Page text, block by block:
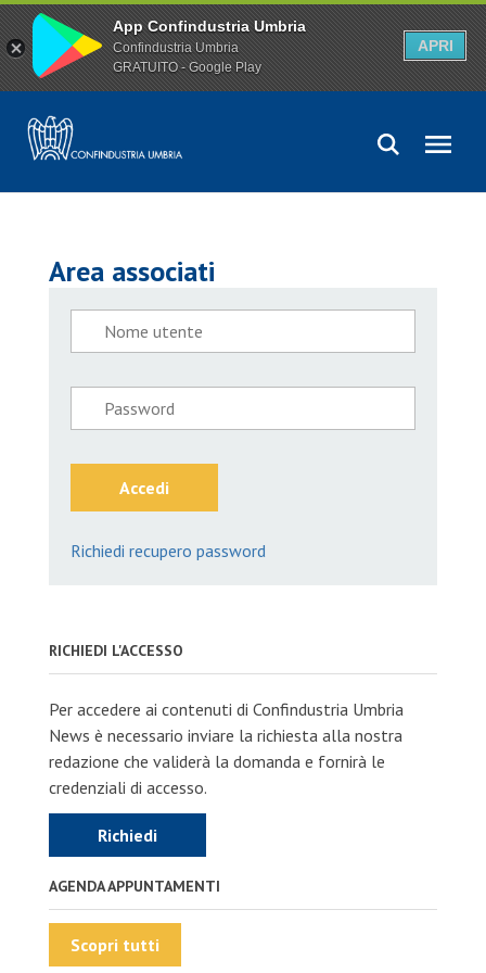
Area associati
Accedi
Richiedi recupero password
RICHIEDI L'ACCESSO
Per accedere ai contenuti di Confindustria Umbria
News è necessario inviare la richiesta alla nostra
redazione che validerà la domanda e fornirà le
credenziali di accesso.
Richiedi
AGENDA APPUNTAMENTI
Scopri tutti
App Confindustria Umbria
Confindustria Umbria
GRATUITO - Google Play
APRI